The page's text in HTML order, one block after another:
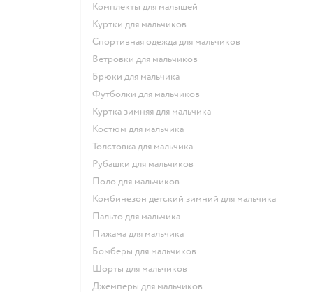
Комплекты для малышей
Куртки для мальчиков
Спортивная одежда для мальчиков
Ветровки для мальчиков
Брюки для мальчика
Футболки для мальчиков
Куртка зимняя для мальчика
Костюм для мальчика
Толстовка для мальчика
Рубашки для мальчиков
Поло для мальчиков
Комбинезон детский зимний для мальчика
Пальто для мальчика
Пижама для мальчика
Бомберы для мальчиков
Шорты для мальчиков
Джемперы для мальчиков